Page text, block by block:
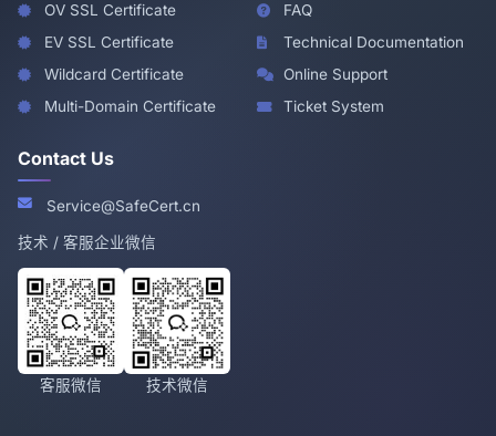
OV SSL Certificate
EV SSL Certificate
Wildcard Certificate
Multi-Domain Certificate
FAQ
Technical Documentation
Online Support
Ticket System
Contact Us
Service@SafeCert.cn
技术 / 客服企业微信
客服微信 技术微信